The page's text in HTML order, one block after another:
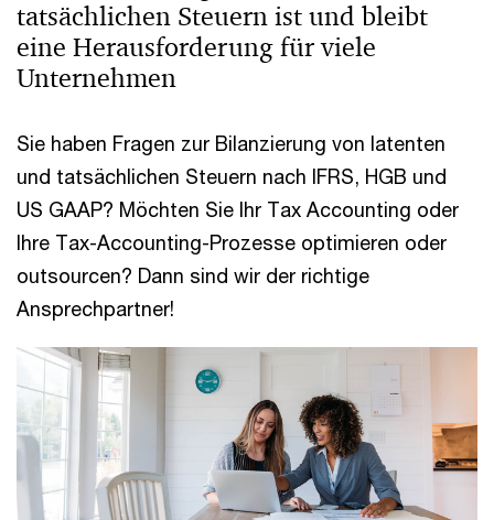
tatsächlichen Steuern ist und bleibt
eine Herausforderung für viele
Unternehmen
Sie haben Fragen zur Bilanzierung von latenten
und tatsächlichen Steuern nach IFRS, HGB und
US GAAP? Möchten Sie Ihr Tax Accounting oder
Ihre Tax-Accounting-Prozesse optimieren oder
outsourcen? Dann sind wir der richtige
Ansprechpartner!